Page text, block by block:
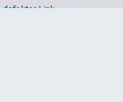
defekter Link